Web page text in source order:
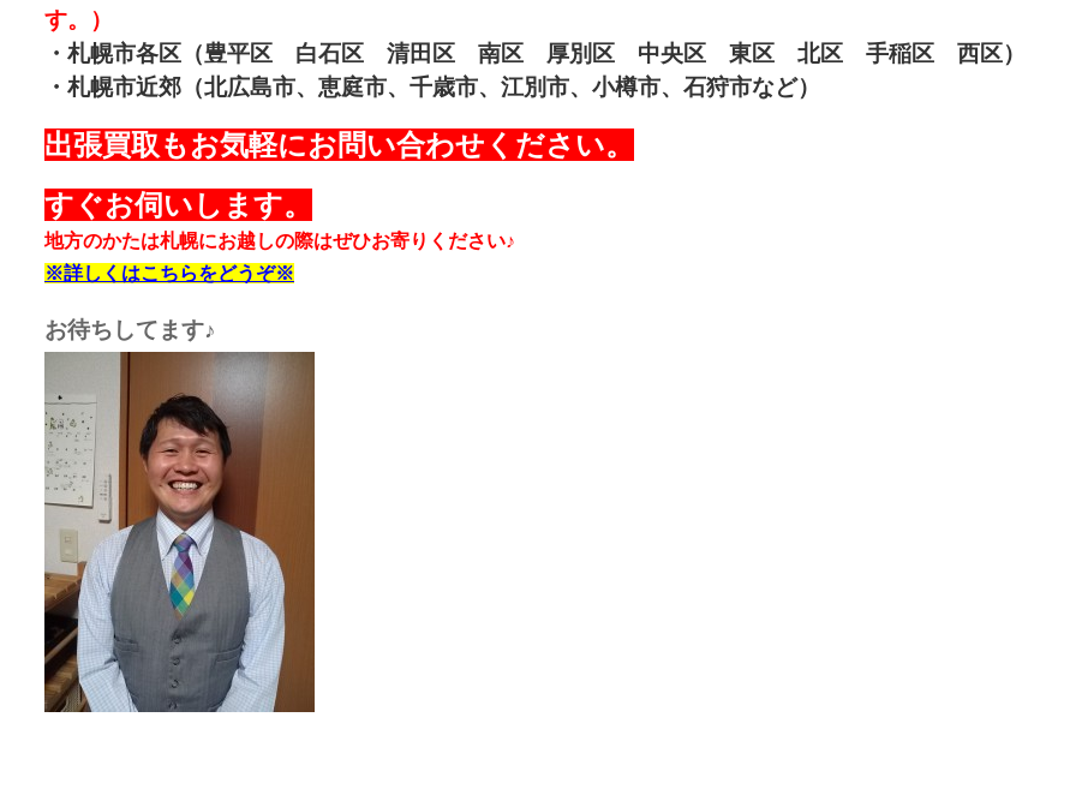
す。）
・札幌市各区（豊平区 白石区 清田区 南区 厚別区 中央区 東区 北区 手稲区 西区）
・札幌市近郊（北広島市、恵庭市、千歳市、江別市、小樽市、石狩市など）
出張買取もお気軽にお問い合わせください。
すぐお伺いします。
地方のかたは札幌にお越しの際はぜひお寄りください♪
※詳しくはこちらをどうぞ※
お待ちしてます♪